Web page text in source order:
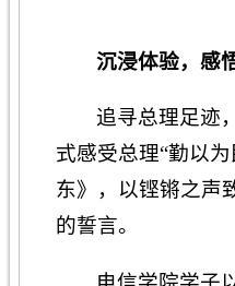
沉浸体验，感
追寻总理足迹
式感受总理“勤以
东》，以铿锵之声
的誓言。